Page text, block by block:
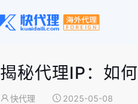
揭秘代理IP：如
快代理 2025-05-08